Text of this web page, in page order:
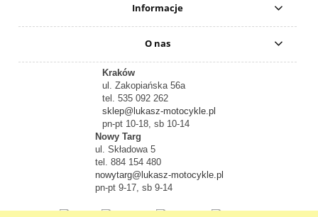
Informacje
O nas
Kraków
ul. Zakopiańska 56a
tel. 535 092 262
sklep@lukasz-motocykle.pl
pn-pt 10-18, sb 10-14
Nowy Targ
ul. Składowa 5
tel. 884 154 480
nowytarg@lukasz-motocykle.pl
pn-pt 9-17, sb 9-14